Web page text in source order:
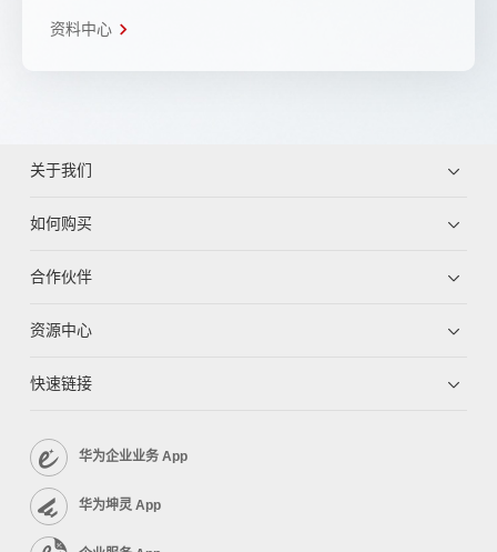
资料中心
关于我们
如何购买
合作伙伴
资源中心
快速链接
华为企业业务 App
华为坤灵 App